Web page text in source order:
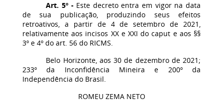
Art. 5º -Este decreto entra em vigor na data
de sua publicação, produzindo seus efeitos
retroativos, a partir de 4 de setembro de 2021,
relativamente aos incisos XX e XXI do caput e aos §§
3º e 4º do art. 56 do RICMS.
Belo Horizonte, aos 30 de dezembro de 2021;
233º da Inconfidência Mineira e 200º da
Independência do Brasil.
ROMEU ZEMA NETO